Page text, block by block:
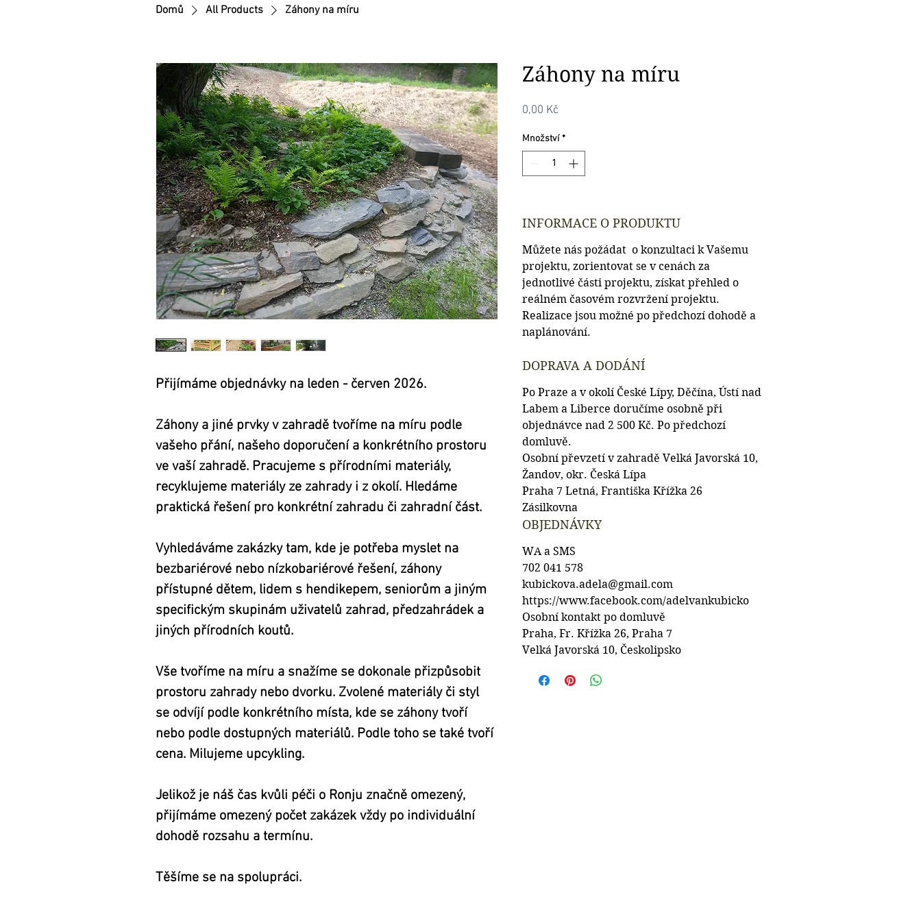
Domů All Products Záhony na míru
Přijímáme objednávky na leden - červen 2026.
Záhony a jiné prvky v zahradě tvoříme na míru podle
vašeho přání, našeho doporučení a konkrétního prostoru
ve vaší zahradě. Pracujeme s přírodními materiály,
recyklujeme materiály ze zahrady i z okolí. Hledáme
praktická řešení pro konkrétní zahradu či zahradní část.
Vyhledáváme zakázky tam, kde je potřeba myslet na
bezbariérové nebo nízkobariérové řešení, záhony
přístupné dětem, lidem s hendikepem, seniorům a jiným
specifickým skupinám uživatelů zahrad, předzahrádek a
jiných přírodních koutů.
Vše tvoříme na míru a snažíme se dokonale přizpůsobit
prostoru zahrady nebo dvorku. Zvolené materiály či styl
se odvíjí podle konkrétního místa, kde se záhony tvoří
nebo podle dostupných materiálů. Podle toho se také tvoří
cena. Milujeme upcykling.
Jelikož je náš čas kvůli péči o Ronju značně omezený,
přijímáme omezený počet zakázek vždy po individuální
dohodě rozsahu a termínu.
Těšíme se na spolupráci.
Záhony na míru
0,00 Kč
Množství *
INFORMACE O PRODUKTU
Můžete nás požádat  o konzultaci k Vašemu
projektu, zorientovat se v cenách za
jednotlivé části projektu, získat přehled o
reálném časovém rozvržení projektu.
Realizace jsou možné po předchozí dohodě a
naplánování.
DOPRAVA A DODÁNÍ
Po Praze a v okolí České Lípy, Děčína, Ústí nad
Labem a Liberce doručíme osobně při
objednávce nad 2 500 Kč. Po předchozí
domluvě.
Osobní převzetí v zahradě Velká Javorská 10,
Žandov, okr. Česká Lípa
Praha 7 Letná, Františka Křížka 26
Zásilkovna
OBJEDNÁVKY
WA a SMS
702 041 578
kubickova.adela@gmail.com
https://www.facebook.com/adelvankubicko
Osobní kontakt po domluvě
Praha, Fr. Křížka 26, Praha 7
Velká Javorská 10, Českolipsko